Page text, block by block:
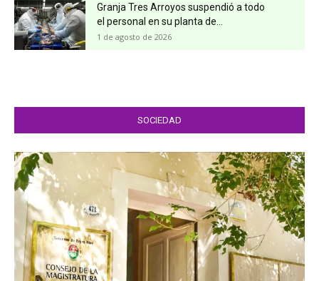
Granja Tres Arroyos suspendió a todo
el personal en su planta de...
1 de agosto de 2026
SOCIEDAD